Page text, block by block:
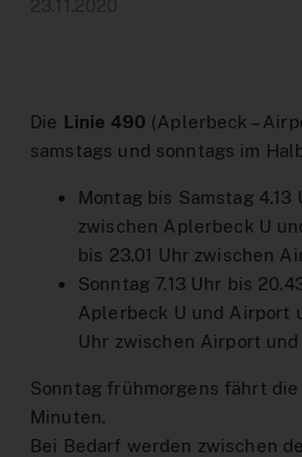
NachtExpress
Bargeldloses Bezahlen
Dortmund entdecken
Service im Fahrzeug
Barrierefreiheit
AnrufSammelTaxi
Digitales
Interaktiver
Netzplan zum Einbinden
FAQ
Foto- und
Different languages
Dortmund Mobil
Vorteilswelt
Karriere
Blog
Leichte Sprache
Die Linie 490 (Aplerbeck –
samstags und sonntags im
Montag bis Samstag 4.13
zwischen Aplerbeck U
bis 23.01 Uhr zwischen
Sonntag 7.13 Uhr bis
Aplerbeck U und Airport
Uhr zwischen Airport
Sonntag frühmorgens fährt
Minuten.
Bei Bedarf werden zwischen